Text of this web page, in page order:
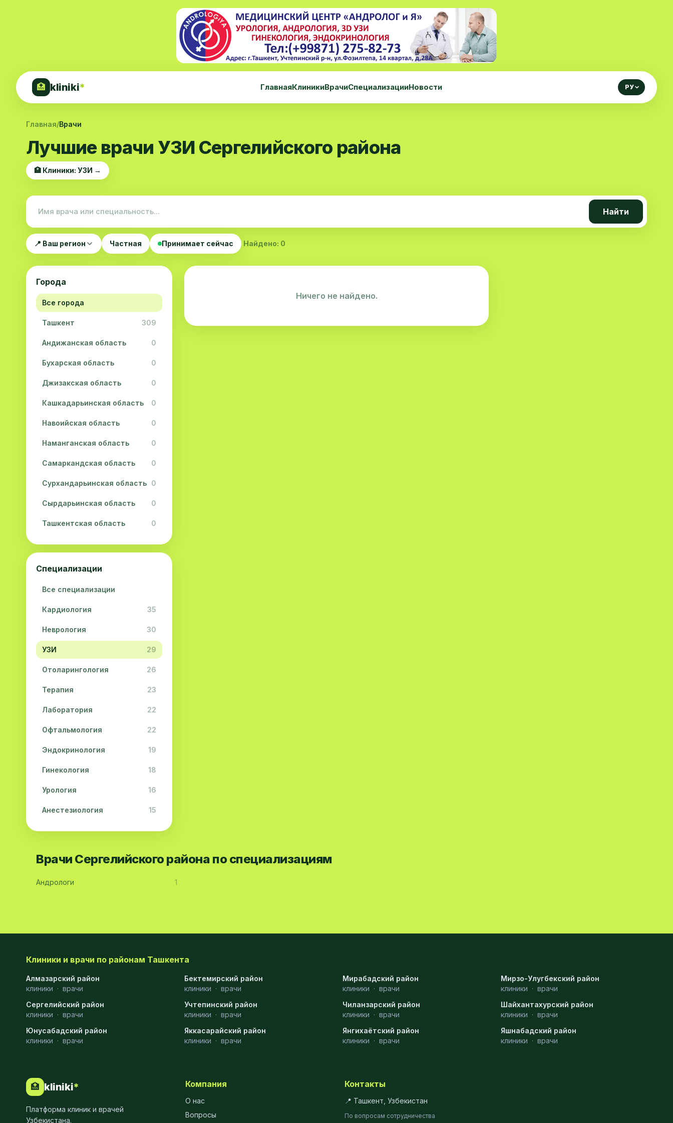
🏥 kliniki* ГлавнаяКлиникиВрачиСпециализацииНовости РУ
Главная/Врачи
Лучшие врачи УЗИ Сергелийского района
🏥 Клиники: УЗИ →
Найти
📍 Ваш регион Частная Принимает сейчас Найдено: 0
Города
Все города
Ташкент 309
Андижанская область 0
Бухарская область 0
Джизакская область 0
Кашкадарьинская область 0
Навоийская область 0
Наманганская область 0
Самаркандская область 0
Сурхандарьинская область 0
Сырдарьинская область 0
Ташкентская область 0
Ферганская область 0
Специализации
Все специализации
Кардиология 35
Неврология 30
УЗИ 29
Отоларингология 26
Терапия 23
Лаборатория 22
Офтальмология 22
Эндокринология 19
Гинекология 18
Урология 16
Анестезиология 15
Дерматология 15
Рентгенология
Физиотерапия
МРТ
Эндоскопия
Косметология
Ничего не найдено.
Врачи Сергелийского района по специализациям
Андрологи 1
Клиники и врачи по районам Ташкента
Алмазарский район
клиники · врачи
Бектемирский район
клиники · врачи
Мирабадский район
клиники · врачи
Мирзо-Улугбекский район
клиники · врачи
Сергелийский район
клиники · врачи
Учтепинский район
клиники · врачи
Чиланзарский район
клиники · врачи
Шайхантахурский район
клиники · врачи
Юнусабадский район
клиники · врачи
Яккасарайский район
клиники · врачи
Янгихаётский район
клиники · врачи
Яшнабадский район
клиники · врачи
🏥 kliniki*
Платформа клиник и врачей
Узбекистана.
Компания
О нас
Вопросы
Контакты
📍 Ташкент, Узбекистан
По вопросам сотрудничества